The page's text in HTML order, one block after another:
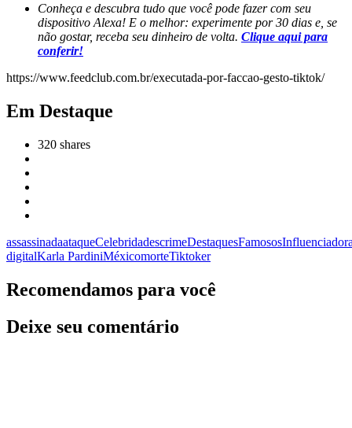
Conheça e descubra tudo que você pode fazer com seu
dispositivo Alexa! E o melhor: experimente por 30 dias e, se
não gostar, receba seu dinheiro de volta. Clique aqui para
conferir!
https://www.feedclub.com.br/executada-por-faccao-gesto-tiktok/
Em Destaque
320 shares
assassinadaataqueCelebridadescrimeDestaquesFamosos
digitalKarla PardiniMéxicomorteTiktoker
Recomendamos para você
Deixe seu comentário